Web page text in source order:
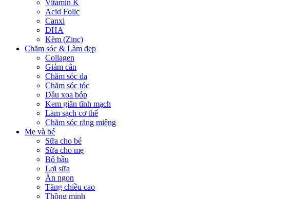
Vitamin K
Acid Folic
Canxi
DHA
Kẽm (Zinc)
Chăm sóc & Làm đẹp
Collagen
Giảm cân
Chăm sóc da
Chăm sóc tóc
Dầu xoa bóp
Kem giãn tĩnh mạch
Làm sạch cơ thể
Chăm sóc răng miệng
Mẹ và bé
Sữa cho bé
Sữa cho mẹ
Bổ bầu
Lợi sữa
Ăn ngon
Tăng chiều cao
Thông minh